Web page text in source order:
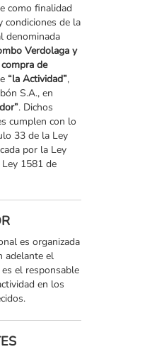
como finalidad
condiciones de la
denominada
Verdolaga y
de
“la Actividad”,
S.A., en
. Dichos
cumplen con lo
33 de la Ley
por la Ley
1581 de
es organizada
adelante el
es el responsable
en los